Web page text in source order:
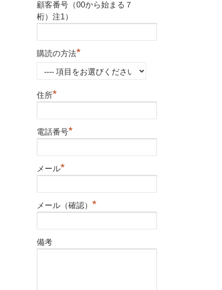
顧客番号（00から始まる７
桁）注1）
購読の方法*
住所*
電話番号*
メール*
メール（確認） *
備考